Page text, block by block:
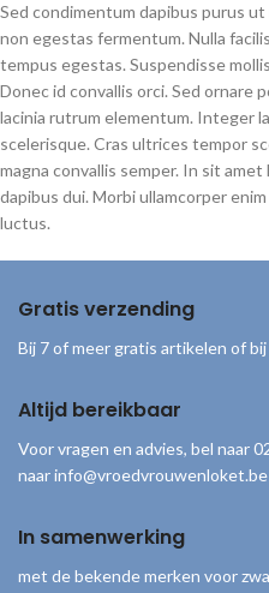
Sed condimentum dapibus purus
non egestas fermentum. Nulla
tempus egestas. Suspendisse
Donec id convallis orci. Sed ornare
lacinia rutrum elementum. Integer
scelerisque. Cras ultrices tempor
magna convallis semper. In sit
dapibus dui. Morbi ullamcorper
luctus.
Gratis verzending
Bij 7 of meer gratis artikelen of
Altijd bereikbaar
Voor vragen en advies, bel naar
naar info@vroedvrouwenloket.be
In samenwerking
met de bekende merken voor